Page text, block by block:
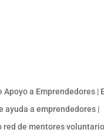
Apoyo a Emprendedores |
ayuda a emprendedores |
red de mentores